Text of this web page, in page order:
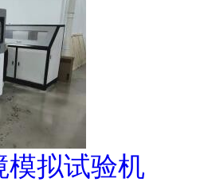
模拟试验机